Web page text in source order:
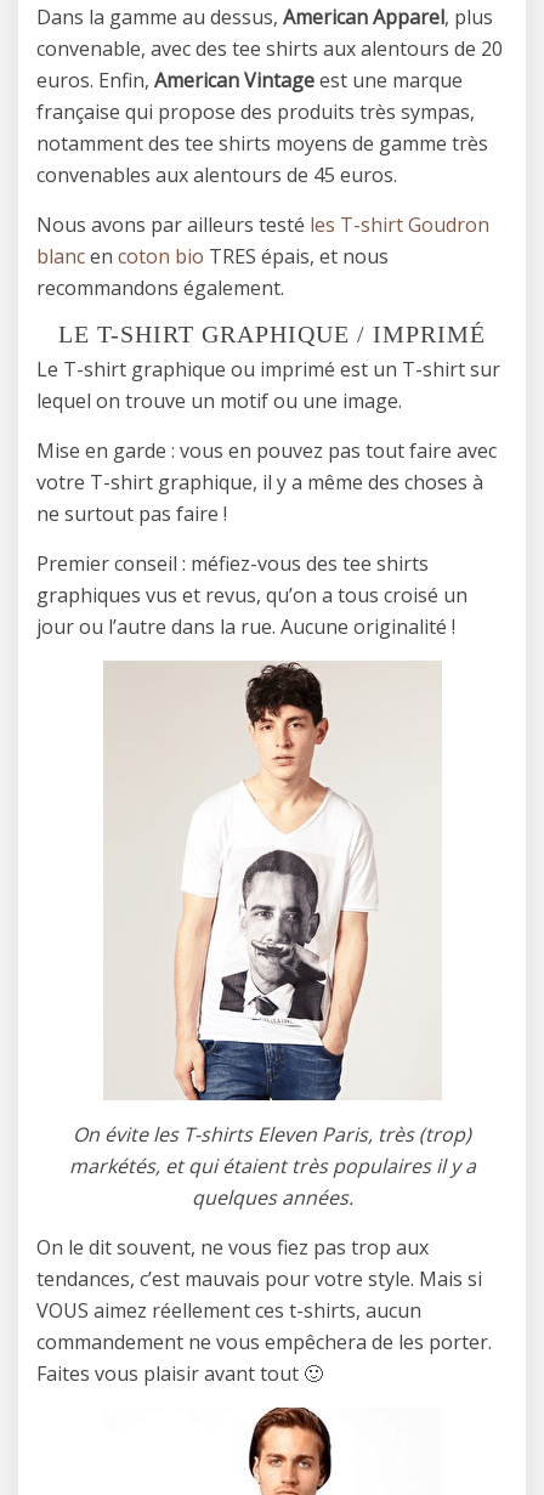
Dans la gamme au dessus, American Apparel, plus
convenable, avec des tee shirts aux alentours de 20
euros. Enfin, American Vintageest une marque
française qui propose des produits très sympas,
notamment des tee shirts moyens de gamme très
convenables aux alentours de 45 euros.
Nous avons par ailleurs testé les T-shirt Goudron
blancen coton bio TRES épais, et nous
recommandons également.
LE T-SHIRT GRAPHIQUE / IMPRIMÉ
Le T-shirt graphique ou imprimé est un T-shirt sur
lequel on trouve un motif ou une image.
Mise en garde : vous en pouvez pas tout faire avec
votre T-shirt graphique, il y a même des choses à
ne surtout pas faire !
Premier conseil : méfiez-vous des tee shirts
graphiques vus et revus, qu’on a tous croisé un
jour ou l’autre dans la rue. Aucune originalité !
On évite les T-shirts Eleven Paris, très (trop)
markétés, et qui étaient très populaires il y a
quelques années.
On le dit souvent, ne vous fiez pas trop aux
tendances, c’est mauvais pour votre style. Mais si
VOUS aimez réellement ces t-shirts, aucun
commandement ne vous empêchera de les porter.
Faites vous plaisir avant tout 🙂